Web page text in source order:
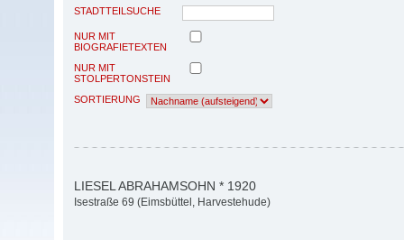
STADTTEILSUCHE
NUR MIT
BIOGRAFIETEXTEN
NUR MIT
STOLPERTONSTEIN
SORTIERUNG
LIESEL ABRAHAMSOHN * 1920
Isestraße 69 (Eimsbüttel, Harvestehude)